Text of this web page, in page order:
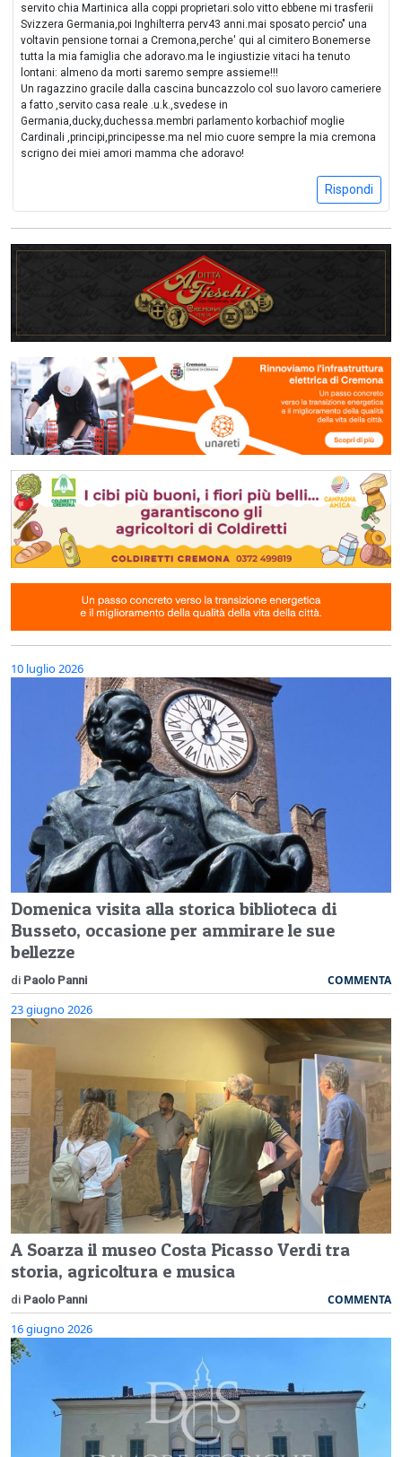
servito chia Martinica alla coppi proprietari.solo vitto ebbene mi trasferii
Svizzera Germania,poi Inghilterra perv43 anni.mai sposato percio" una
voltavin pensione tornai a Cremona,perche' qui al cimitero Bonemerse
tutta la mia famiglia che adoravo.ma le ingiustizie vitaci ha tenuto
lontani: almeno da morti saremo sempre assieme!!!
Un ragazzino gracile dalla cascina buncazzolo col suo lavoro cameriere
a fatto ,servito casa reale .u.k.,svedese in
Germania,ducky,duchessa.membri parlamento korbachiof moglie
Cardinali ,principi,principesse.ma nel mio cuore sempre la mia cremona
scrigno dei miei amori mamma che adoravo!
Rispondi
10 luglio 2026
Domenica visita alla storica biblioteca di
Busseto, occasione per ammirare le sue
bellezze
di Paolo Panni COMMENTA
23 giugno 2026
A Soarza il museo Costa Picasso Verdi tra
storia, agricoltura e musica
di Paolo Panni COMMENTA
16 giugno 2026